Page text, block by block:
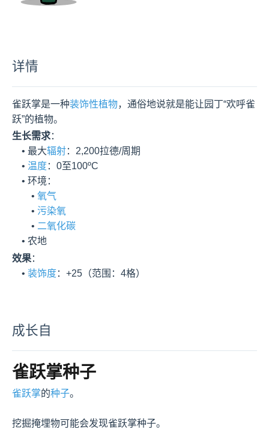
详情
雀跃掌是一种装饰性植物，通俗地说就是能让园丁“欢呼雀
跃”的植物。
生长需求：
    • 最大
辐射：2,200拉德/周期
    •
温度：0至100ºC
        •
氧气
        •
污染氧
        •
二氧化碳
    • 农地
效果：
    •
装饰度：+25（范围：4格）
成长自
雀跃掌种子
雀跃掌的种子。
挖掘掩埋物可能会发现雀跃掌种子。